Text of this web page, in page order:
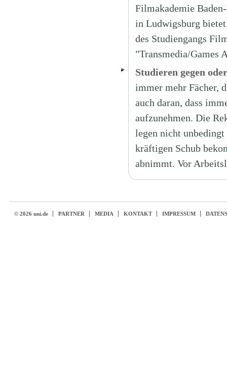
Filmakademie
in Ludwigsburg bietet
des Studiengangs
"Transmedia/Games
Studieren gegen
immer mehr Fächer,
auch daran, dass
aufzunehmen. Die
legen nicht
kräftigen Schub
abnimmt. Vor
© 2026 uni.de PARTNER MEDIA KONTAKT IMPRESSUM